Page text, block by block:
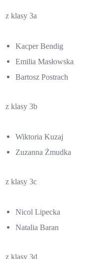
z klasy 3a
Kacper Bendig
Emilia Masłowska
Bartosz Postrach
z klasy 3b
Wiktoria Kuzaj
Zuzanna Żmudka
z klasy 3c
Nicol Lipecka
Natalia Baran
z klasy 3d